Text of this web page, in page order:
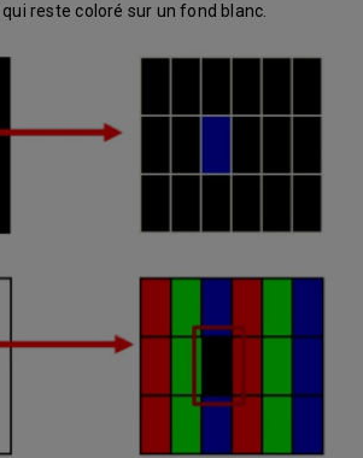
reste coloré sur un fond blanc.